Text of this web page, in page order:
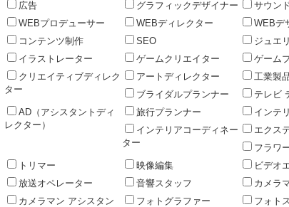
広告
グラフィックデザイナー
サウン
WEBプロデューサー
WEBディレクター
WEBデ
コンテンツ制作
SEO
ジュエ
イラストレーター
ゲームクリエイター
ゲーム
クリエイティブディレク
ター
アートディレクター
工業製
ブライダルプランナー
テレビ
AD（アシスタントディ
レクター）
旅行プランナー
インテ
インテリアコーディネー
ター
エクス
フラワ
トリマー
映像編集
ビデオ
放送オペレーター
音響スタッフ
カメラ
カメラマン アシスタン
フォトグラファー
フォト